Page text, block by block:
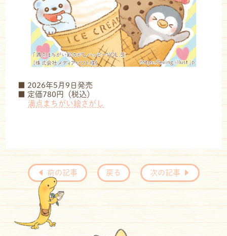
■ 2026年5月9日発売
■ 定価780円（税込）
満点まちがい絵さがし
前の記事 戻る 次の記事